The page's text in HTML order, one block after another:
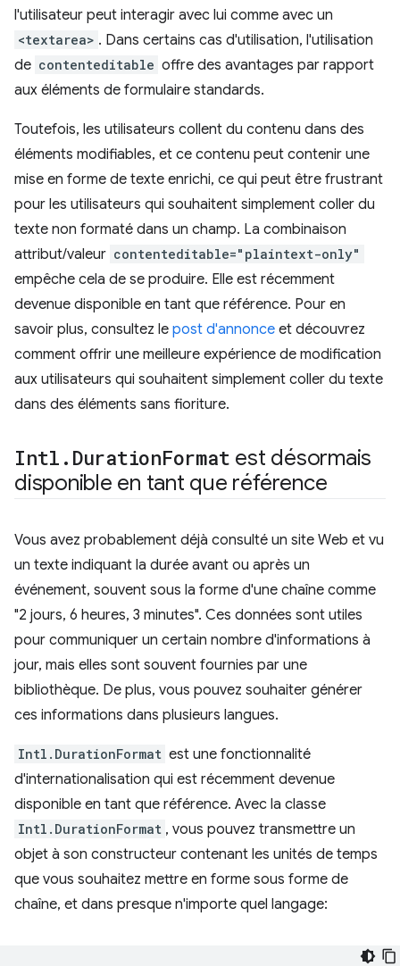
l'utilisateur peut interagir avec lui comme avec un
<textarea> . Dans certains cas d'utilisation, l'utilisation
de contenteditable offre des avantages par rapport
aux éléments de formulaire standards.
Toutefois, les utilisateurs collent du contenu dans des
éléments modifiables, et ce contenu peut contenir une
mise en forme de texte enrichi, ce qui peut être frustrant
pour les utilisateurs qui souhaitent simplement coller du
texte non formaté dans un champ. La combinaison
attribut/valeur contenteditable="plaintext-only"
empêche cela de se produire. Elle est récemment
devenue disponible en tant que référence. Pour en
savoir plus, consultez le post d'annonce et découvrez
comment offrir une meilleure expérience de modification
aux utilisateurs qui souhaitent simplement coller du texte
dans des éléments sans fioriture.
Intl . DurationFormat est désormais
disponible en tant que référence
Vous avez probablement déjà consulté un site Web et vu
un texte indiquant la durée avant ou après un
événement, souvent sous la forme d'une chaîne comme
"2 jours, 6 heures, 3 minutes". Ces données sont utiles
pour communiquer un certain nombre d'informations à
jour, mais elles sont souvent fournies par une
bibliothèque. De plus, vous pouvez souhaiter générer
ces informations dans plusieurs langues.
Intl.DurationFormat est une fonctionnalité
d'internationalisation qui est récemment devenue
disponible en tant que référence. Avec la classe
Intl.DurationFormat , vous pouvez transmettre un
objet à son constructeur contenant les unités de temps
que vous souhaitez mettre en forme sous forme de
chaîne, et dans presque n'importe quel langage: